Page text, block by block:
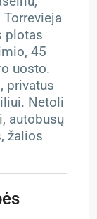
plotas
45
uosto.
privatus
Netoli
autobusų
žalios